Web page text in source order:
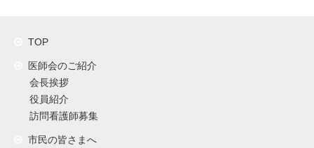
TOP
医師会のご紹介
会長挨拶
役員紹介
訪問看護師募集
市民の皆さまへ